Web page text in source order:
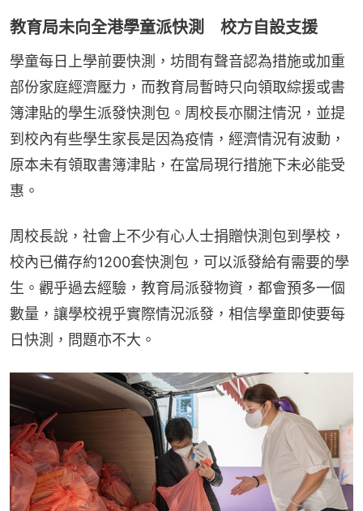
教育局未向全港學童派快測 校方自設支援
學童每日上學前要快測，坊間有聲音認為措施或加重
部份家庭經濟壓力，而教育局暫時只向領取綜援或書
簿津貼的學生派發快測包。周校長亦關注情況，並提
到校內有些學生家長是因為疫情，經濟情況有波動，
原本未有領取書簿津貼，在當局現行措施下未必能受
惠。
周校長說，社會上不少有心人士捐贈快測包到學校，
校內已備存約1200套快測包，可以派發給有需要的學
生。觀乎過去經驗，教育局派發物資，都會預多一個
數量，讓學校視乎實際情況派發，相信學童即使要每
日快測，問題亦不大。